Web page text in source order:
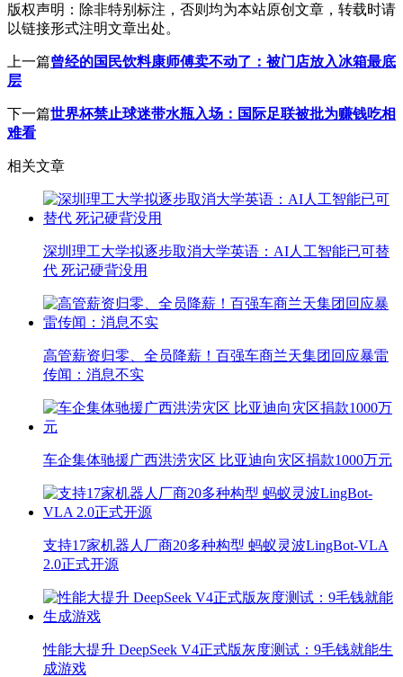
版权声明： 除非特别标注，否则均为本站原创文章，转载时请
以链接形式注明文章出处。
上一篇曾经的国民饮料康师傅卖不动了：被门店放入冰箱最底
层
下一篇世界杯禁止球迷带水瓶入场：国际足联被批为赚钱吃相
难看
相关文章
深圳理工大学拟逐步取消大学英语：AI人工智能已可替
代 死记硬背没用
高管薪资归零、全员降薪！百强车商兰天集团回应暴雷
传闻：消息不实
车企集体驰援广西洪涝灾区 比亚迪向灾区捐款1000万元
支持17家机器人厂商20多种构型 蚂蚁灵波LingBot-VLA
2.0正式开源
性能大提升 DeepSeek V4正式版灰度测试：9毛钱就能生
成游戏